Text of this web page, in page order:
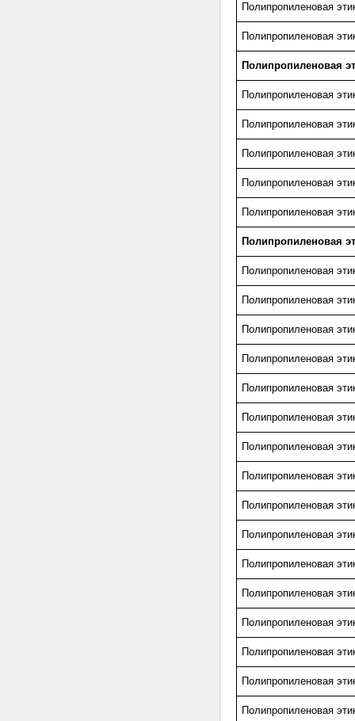
Полипропиленовая
Полипропиленовая
Полипропиленовая
Полипропиленовая
Полипропиленовая
Полипропиленовая
Полипропиленовая
Полипропиленовая
Полипропиленовая
Полипропиленовая
Полипропиленовая
Полипропиленовая
Полипропиленовая
Полипропиленовая
Полипропиленовая
Полипропиленовая
Полипропиленовая
Полипропиленовая
Полипропиленовая
Полипропиленовая
Полипропиленовая
Полипропиленовая
Полипропиленовая
Полипропиленовая
Полипропиленовая